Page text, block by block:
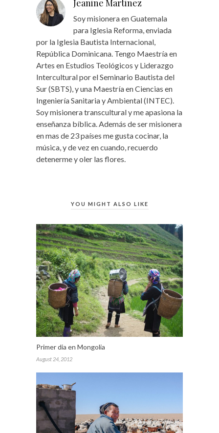
Jeanine Martinez
Soy misionera en Guatemala
para Iglesia Reforma, enviada
por la Iglesia Bautista Internacional,
República Dominicana. Tengo Maestría en
Artes en Estudios Teológicos y Liderazgo
Intercultural por el Seminario Bautista del
Sur (SBTS), y una Maestría en Ciencias en
Ingeniería Sanitaria y Ambiental (INTEC).
Soy misionera transcultural y me apasiona la
enseñanza bíblica. Además de ser misionera
en mas de 23 países me gusta cocinar, la
música, y de vez en cuando, recuerdo
detenerme y oler las flores.
YOU MIGHT ALSO LIKE
Primer dia en Mongolia
August 24, 2012